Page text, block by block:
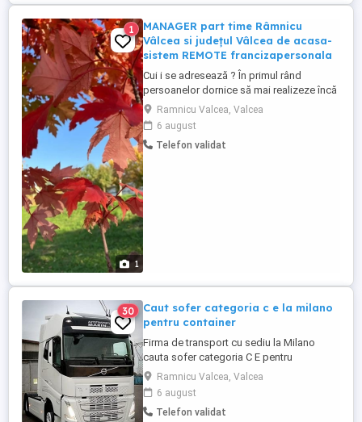
1
1
MANAGER part time Râmnicu
Vâlcea si județul Vâlcea de acasa-
sistem REMOTE francizapersonala
Cui i se adresează ? În primul rând
persoanelor dornice să mai realizeze încă
ceva pe lângă activitatea de bază (adică
persoane care au deja un job stabil), dar
şi persoanelor care nu au un job stabil
sunt studenţi sau şomeri, Se lucrează
Ramnicu Valcea, Valcea
6 august
Telefon validat
30
Caut sofer categoria c e la milano
pentru container
Firma de transport cu sediu la Milano
cauta sofer categoria C E pentru
containere navale si feroviarie pe nord
Italia. Lucru de luni pana vineri, de zi, se
respecta programul, garaj cu toate
conditile la Milano, masini E5 6, dispecer
Ramnicu Valcea, Valcea
6 august
Telefon validat